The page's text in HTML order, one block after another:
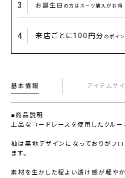
3 お誕生日 の方はスーツ購入がお得
4 来店ごとに100円分 のポイ
基本情報 アイテムサ
■商品説明
上品なコードレースを使用したクルー
袖は無地デザインになっておりがフ
ます。
素材を生かした程よい透け感が軽や